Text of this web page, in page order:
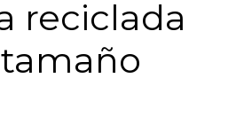
reciclada